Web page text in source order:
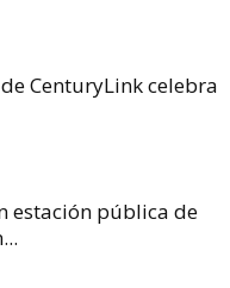
CenturyLink celebra
estación pública de